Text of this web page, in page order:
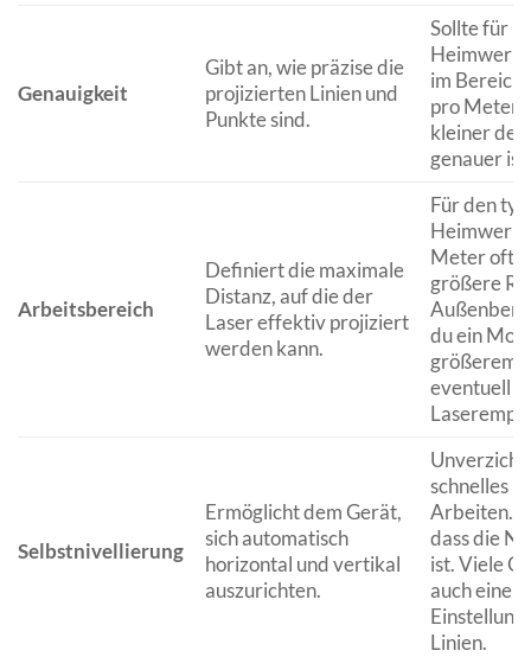
Genauigkeit
Gibt an, wie präzise die
projizierten Linien und
Punkte sind.
Sollte für
im Bereich
pro Meter
kleiner der
genauer
Arbeitsbereich
Definiert die maximale
Distanz, auf die der
Laser effektiv projiziert
werden kann.
Für den
Meter oft
größere
du ein
größerem
eventuell
Selbstnivellierung
Ermöglicht dem Gerät,
sich automatisch
horizontal und vertikal
auszurichten.
schnelles
Arbeiten.
dass die
ist. Viele
auch eine
Linien.